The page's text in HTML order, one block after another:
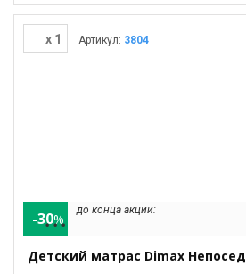
-30%
до конца акции:
x 1 Артикул: 3804
Детский матрас Dimax